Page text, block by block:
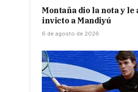
Montaña dio la nota y le
invicto a Mandiyú
6 de agosto de 2026